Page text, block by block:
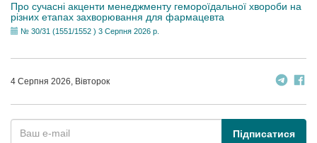
Про сучасні акценти менеджменту гемороїдальної хвороби на
різних етапах захворювання для фармацевта
№ 30/31 (1551/1552 ) 3 Серпня 2026 р.
4 Серпня 2026, Вівторок
Підписатися